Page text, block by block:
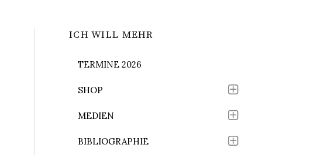
ICH WILL MEHR
TERMINE 2026
SHOP
MEDIEN
BIBLIOGRAPHIE